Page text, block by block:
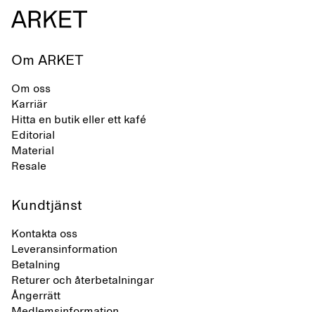
Om ARKET
Om oss
Karriär
Hitta en butik eller ett kafé
Editorial
Material
Resale
Kundtjänst
Kontakta oss
Leveransinformation
Betalning
Returer och återbetalningar
Ångerrätt